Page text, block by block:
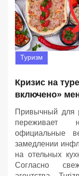
Туризм
Кризис на
включено»
Привычный для
переживает
официальные
замедлении
на отельных
Согласно